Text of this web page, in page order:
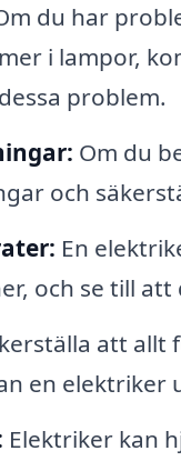
du har
i lampor,
problem.
Om du
och
En
och se till
att allt
en
Elektriker kan